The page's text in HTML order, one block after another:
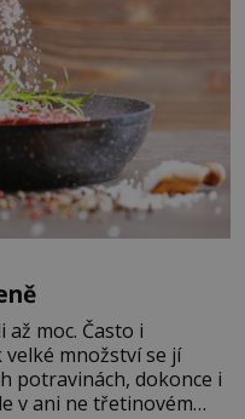
moc. Často i
množství se jí
potravinách, dokonce i
v ani ne třetinovém